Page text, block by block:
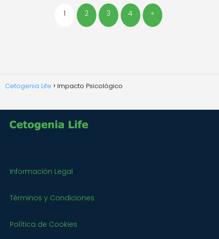
1 2 3 4 »
Cetogenia Life Impacto Psicológico
Información Legal
Términos y Condiciones
Política de Cookies